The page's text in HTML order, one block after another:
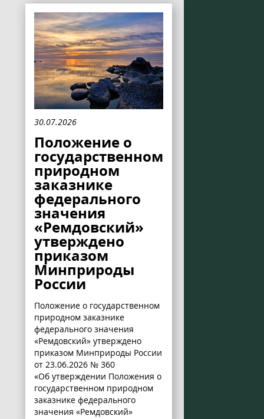
30.07.2026
Положение о
государственном
природном
заказнике
федерального
значения
«Ремдовский»
утверждено
приказом
Минприроды
России
Положение о государственном
природном заказнике
федерального значения
«Ремдовский» утверждено
приказом Минприроды России
от 23.06.2026 № 360
«Об утверждении Положения о
государственном природном
заказнике федерального
значения «Ремдовский»